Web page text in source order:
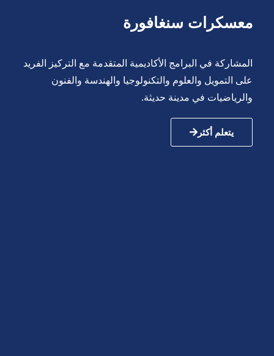
معسكرات سنغافورة
المشاركة في البرامج الأكاديمية المتقدمة مع التركيز الفريد
على التمويل والعلوم والتكنولوجيا والهندسة والفنون
والرياضيات في مدينة حديثة.
يتعلم أكثر